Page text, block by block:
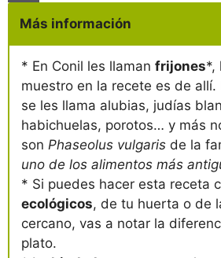
Más información
* En Conil les llaman frijones*,
muestro en la recete es de allí.
se les llama alubias, judías
habichuelas, porotos… y más
son Phaseolus vulgaris de la
uno de los alimentos más
* Si puedes hacer esta receta
ecológicos, de tu huerta o de
cercano, vas a notar la
plato.